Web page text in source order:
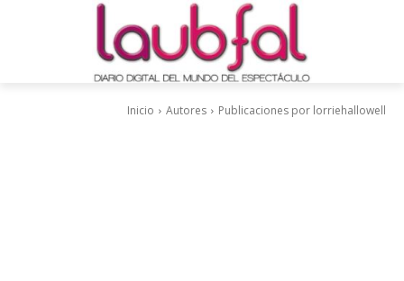
Inicio Autores Publicaciones por lorriehallowell